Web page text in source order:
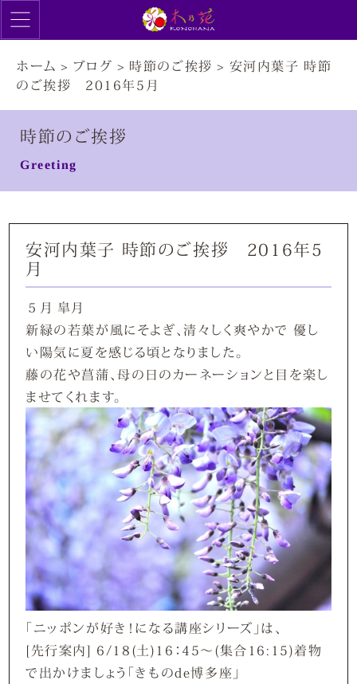
ホーム > ブログ > 時節のご挨拶 > 安河内葉子 時節
のご挨拶 2016年5月
時節のご挨拶
Greeting
安河内葉子 時節のご挨拶 2016年5
月
５月 皐月
新緑の若葉が風にそよぎ、清々しく爽やかで 優し
い陽気に夏を感じる頃となりました。
藤の花や菖蒲、母の日のカーネーションと目を楽し
ませてくれます。
「ニッポンが好き！になる講座シリーズ」は、
[先行案内] 6/18(土)16：45～(集合16:15)着物
で出かけましょう「きものde博多座」